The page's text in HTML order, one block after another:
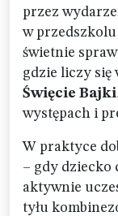
przez
w przedszkolu
świetnie
gdzie liczy się
Święcie Bajki
występach i
W praktyce
– gdy dziecko
aktywnie
tyłu